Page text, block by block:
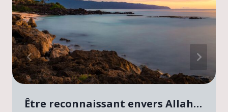
Être reconnaissant envers Allah…